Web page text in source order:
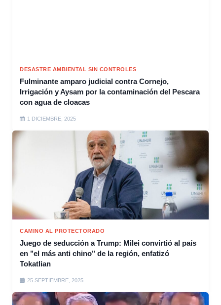
DESASTRE AMBIENTAL SIN CONTROLES
Fulminante amparo judicial contra Cornejo,
Irrigación y Aysam por la contaminación del Pescara
con agua de cloacas
1 DICIEMBRE, 2025
CAMINO AL PROTECTORADO
Juego de seducción a Trump: Milei convirtió al país
en "el más anti chino" de la región, enfatizó
Tokatlian
25 SEPTIEMBRE, 2025